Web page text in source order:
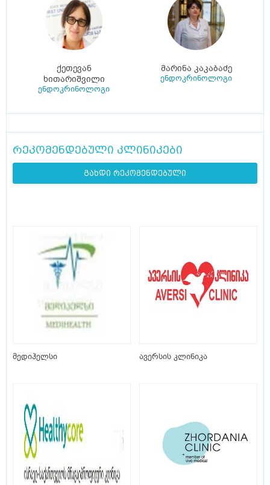
ქეთევან
ხითარიშვილი
ენდოკრინოლოგი
მარინა კაკაბაძე
ენდოკრინოლოგი
რეკომენდებული კლინიკები
გახდი რეკომენდებული
მედიჰელსი ავერსის კლინიკა